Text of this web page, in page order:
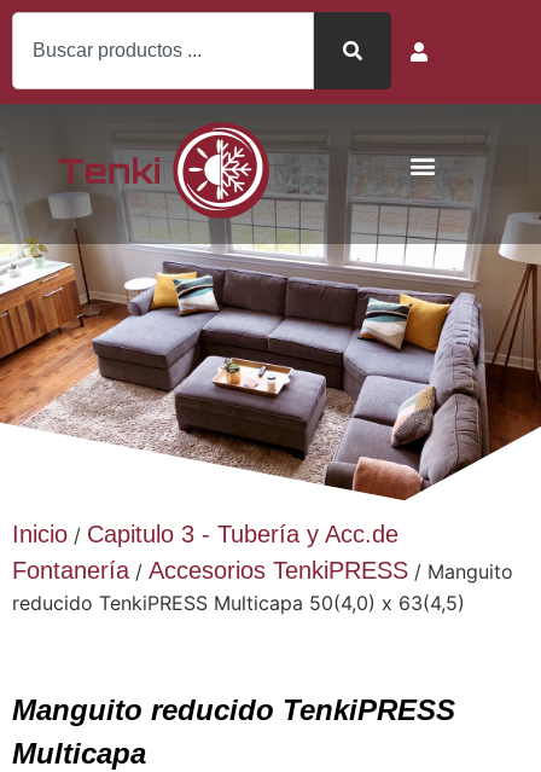
Inicio / Capitulo 3 - Tubería y Acc.de
Fontanería/ Accesorios TenkiPRESS / Manguito
reducido TenkiPRESS Multicapa 50(4,0) x 63(4,5)
Manguito reducido TenkiPRESS
Multicapa